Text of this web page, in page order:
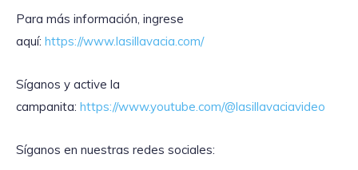
Para más información, ingrese
aquí: https://www.lasillavacia.com/
Síganos y active la
campanita: https://www.youtube.com/@lasillavaciavideo
Síganos en nuestras redes sociales: